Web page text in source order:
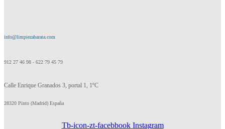
info@limpiezabarata.com
912 27 46 98 - 622 79 45 79
Calle Enrique Granados 3, portal 1, 1ºC
28320 Pinto (Madrid) España
Tb-icon-zt-facebbook Instagram